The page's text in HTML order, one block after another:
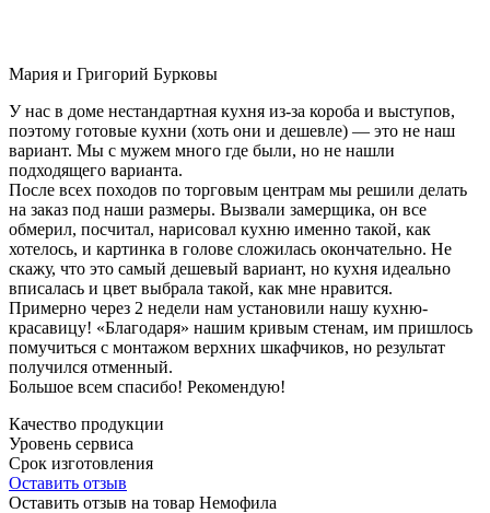
Мария и Григорий Бурковы
У нас в доме нестандартная кухня из-за короба и выступов,
поэтому готовые кухни (хоть они и дешевле) — это не наш
вариант. Мы с мужем много где были, но не нашли
подходящего варианта.
После всех походов по торговым центрам мы решили делать
на заказ под наши размеры. Вызвали замерщика, он все
обмерил, посчитал, нарисовал кухню именно такой, как
хотелось, и картинка в голове сложилась окончательно. Не
скажу, что это самый дешевый вариант, но кухня идеально
вписалась и цвет выбрала такой, как мне нравится.
Примерно через 2 недели нам установили нашу кухню-
красавицу! «Благодаря» нашим кривым стенам, им пришлось
помучиться с монтажом верхних шкафчиков, но результат
получился отменный.
Большое всем спасибо! Рекомендую!
Качество продукции
Уровень сервиса
Срок изготовления
Оставить отзыв
Оставить отзыв на товар Немофила